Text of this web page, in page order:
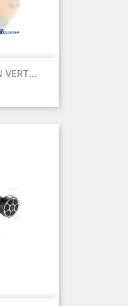
VERT...